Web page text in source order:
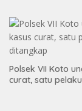
Polsek VII Koto
curat, satu